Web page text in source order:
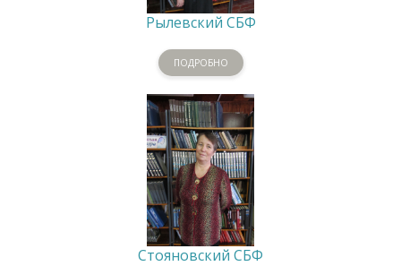
Рылевский СБФ
ПОДРОБНО
Стояновский СБФ